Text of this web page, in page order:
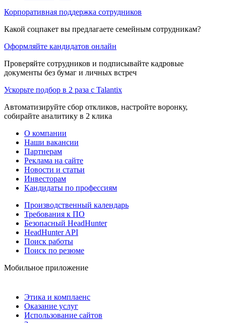
Корпоративная поддержка сотрудников
Какой соцпакет вы предлагаете семейным сотрудникам?
Оформляйте кандидатов онлайн
Проверяйте сотрудников и подписывайте кадровые
документы без бумаг и личных встреч
Ускорьте подбор в 2 раза с Talantix
Автоматизируйте сбор откликов, настройте воронку,
собирайте аналитику в 2 клика
О компании
Наши вакансии
Партнерам
Реклама на сайте
Новости и статьи
Инвесторам
Кандидаты по профессиям
Производственный календарь
Требования к ПО
Безопасный HeadHunter
HeadHunter API
Поиск работы
Поиск по резюме
Мобильное приложение
Этика и комплаенс
Оказание услуг
Использование сайтов